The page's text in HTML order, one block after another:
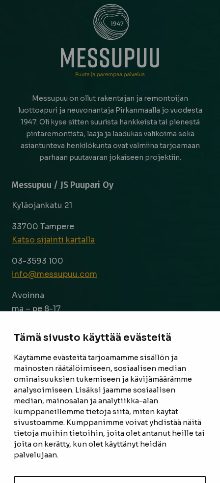
Tämä sivusto käyttää evästeitä
Käytämme evästeitä tarjoamamme sisällön ja
mainosten räätälöimiseen, sosiaalisen median
ominaisuuksien tukemiseen ja kävijämäärämme
analysoimiseen. Lisäksi jaamme sosiaalisen
median, mainosalan ja analytiikka-alan
kumppaneillemme tietoja siitä, miten käytät
sivustoamme. Kumppanimme voivat yhdistää näitä
tietoja muihin tietoihin, joita olet antanut heille tai
joita on kerätty, kun olet käyttänyt heidän
palvelujaan.
Messupuu on ollut rakentajan ja remontoijan
luottoapuri ja neuvonantaja Pirkanmaalla jo vuodesta
1947. Oli kyse sitten suurista hankkeista tai pienestä
pintaremontista, laaja ja laadukas valikoima sekä
asiantunteva henkilökunta ovat valmiina tarjoamaan
parhaan puutavaran jokaiseen projektiin.
Messupuu / JS Puupari Oy
Kyläojankatu 21
33700 Tampere
Katso sijainti kartalla
03-3593 100
info@messupuu.com
Avoinna
ma – pe 8-17
ETUSIVU
TUOTTEET
REFERENSSIT
OTA YHTEYTTÄ
TIETOSUOJASELOSTE